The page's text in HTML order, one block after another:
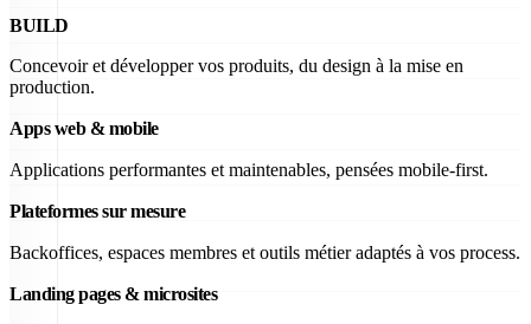
BUILD
Concevoir et développer vos produits, du design à la mise en
production.
Apps web & mobile
Applications performantes et maintenables, pensées mobile-first.
Plateformes sur mesure
Backoffices, espaces membres et outils métier adaptés à vos process.
Landing pages & microsites